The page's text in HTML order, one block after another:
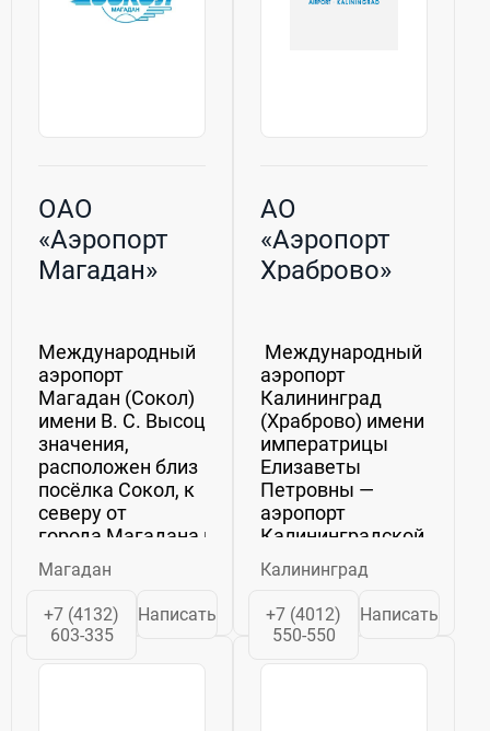
ОАО
«Аэропорт
Магадан»
Международный
аэропорт
Магадан (Сокол)
имени В. С. Высоцкого (IATA: GDX, ICAO:
значения,
расположен близ
посёлка Сокол, к
северу от
города Магадана на
...
Магадан
+7 (4132)
603-335
Написать
АО
«Аэропорт
Храброво»
Международный
аэропорт
Калининград
(Храброво) имени
императрицы
Елизаветы
Петровны —
аэропорт
Калининградской
области,
расположенный
в 20 км к северо-
востоку
Имеет статус
Калининград
+7 (4012)
550-550
Написать